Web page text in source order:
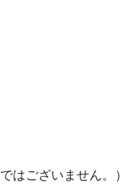
はございません。）